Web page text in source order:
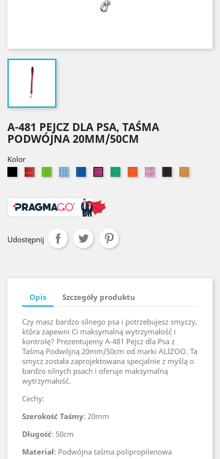
A-481 PEJCZ DLA PSA, TAŚMA
PODWÓJNA 20MM/50CM
Kolor
CzarnyCzerwonySeledynowy
BłękitnyNiebieski
RóżowyZielonyPomarańczowy
Jasny
Brązowy
Udostępnij
Opis Szczegóły produktu
Czy masz bardzo silnego psa i potrzebujesz smyczy,
która zapewni Ci maksymalną wytrzymałość i
kontrolę? Prezentujemy A-481 Pejcz dla Psa z
Taśmą Podwójną 20mm/50cm od marki ALIZOO. Ta
smycz została zaprojektowana specjalnie z myślą o
bardzo silnych psach i oferuje maksymalną
wytrzymałość.
Cechy:
Szerokość Taśmy: 20mm
Długość: 50cm
Materiał: Podwójna taśma polipropilenowa